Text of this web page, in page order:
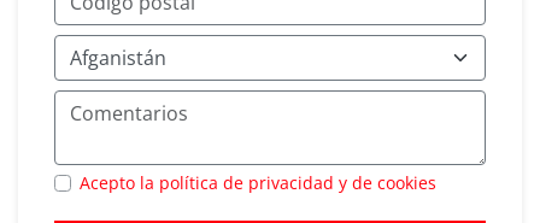
Acepto la política de privacidad y de cookies